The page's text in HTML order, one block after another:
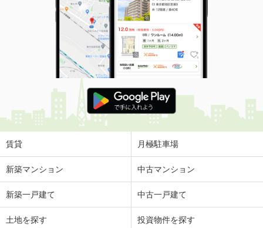
賃貸 月極駐車場
新築マンション 中古マンション
新築一戸建て 中古一戸建て
土地を探す 投資物件を探す